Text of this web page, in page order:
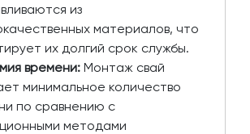
из
материалов, что
их долгий срок службы.
времени: Монтаж свай
минимальное количество
по сравнению с
методами